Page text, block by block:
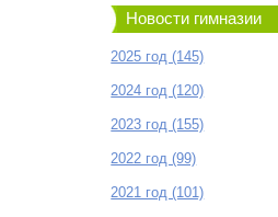
Новости гимназии
2025 год (145)
2024 год (120)
2023 год (155)
2022 год (99)
2021 год (101)